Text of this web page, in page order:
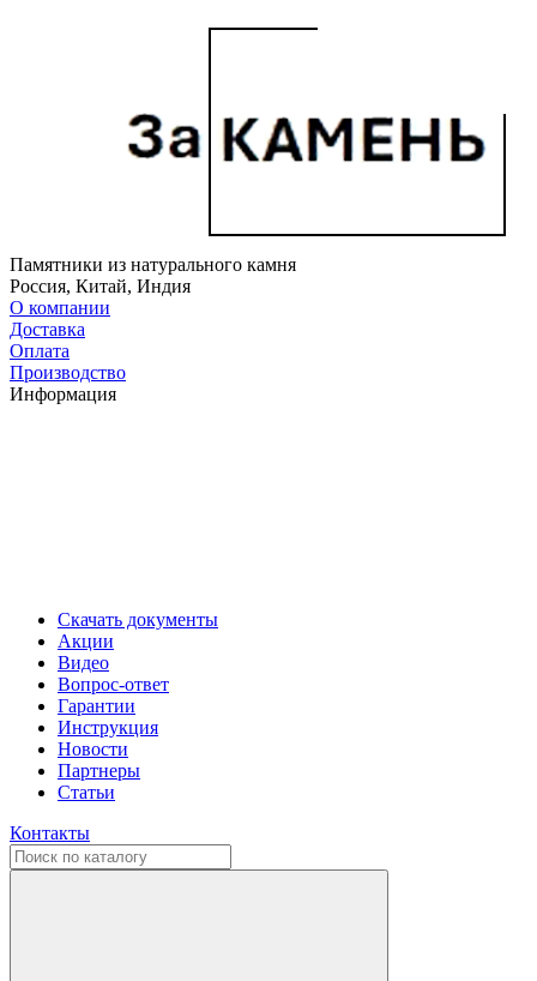
Памятники из натурального камня
Россия, Китай, Индия
О компании
Доставка
Оплата
Производство
Информация
Скачать документы
Акции
Видео
Вопрос-ответ
Гарантии
Инструкция
Новости
Партнеры
Статьи
Контакты